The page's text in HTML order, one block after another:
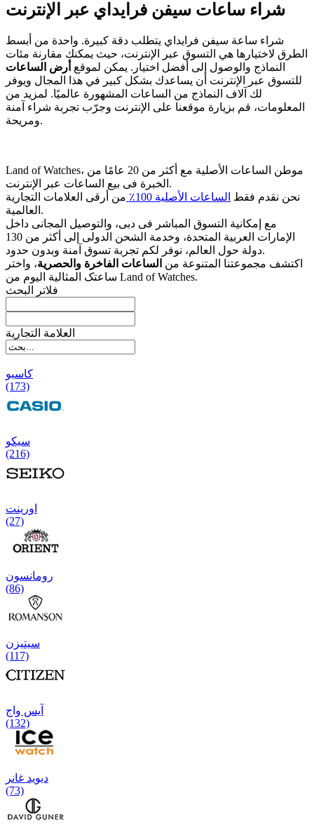
شراء ساعات سيفن فرايداي عبر الإنترنت
شراء ساعة سيفن فرايداي يتطلب دقة كبيرة. واحدة من أبسط
الطرق لاختيارها هي التسوق عبر الإنترنت، حيث يمكنك مقارنة مئات
النماذج والوصول إلى أفضل اختيار. يمكن لموقع أرض الساعات
للتسوق عبر الإنترنت أن يساعدك بشكل كبير في هذا المجال ويوفر
لك آلاف النماذج من الساعات المشهورة عالميًا. لمزيد من
المعلومات، قم بزيارة موقعنا على الإنترنت وجرّب تجربة شراء آمنة
ومريحة.
Land of Watches، موطن الساعات الأصلیة مع أکثر من 20 عامًا من
الخبرة فی بیع الساعات عبر الإنترنت.
نحن نقدم فقط الساعات الأصلیة 100٪
من أرقى العلامات التجاریة
العالمیة.
مع إمکانیة التسوق المباشر فی دبی، والتوصیل المجانی داخل
الإمارات العربیة المتحدة، وخدمة الشحن الدولی إلى أکثر من 130
دولة حول العالم، نوفر لکم تجربة تسوق آمنة وبدون حدود.
اکتشف مجموعتنا المتنوعة من الساعات الفاخرة والحصریة، واختر
ساعتک المثالیة الیوم من Land of Watches.
فلاتر البحث
العلامة التجارية
کاسیو
(173)
سیکو
(216)
اورینت
(27)
رومانسون
(86)
سیتیزن
(117)
آیس واج
(132)
دیوید غانر
(73)